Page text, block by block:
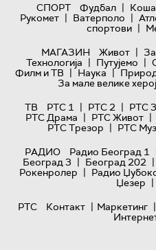
СПОРТ
Фудбал |
Рукомет | Ватерполо |
спортови |
МАГАЗИН
Живот |
Технологијa | Путујемо |
Филм и ТВ | Наука |
За мале велике
ТВ
РТС 1 | РТС 2 | РТС 3
РТС Драма | РТС Живот |
РТС Трезор | РТС
РАДИО
Радио Београд 1
Београд 3 | Београд 202 |
Рокенролер | Радио
Џезер |
РТС
Контакт | Маркетинг |